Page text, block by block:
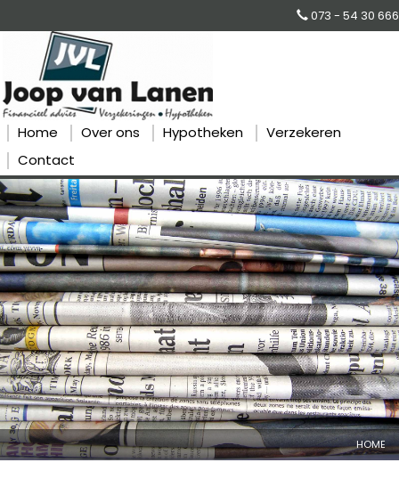
073 - 54 30 666
Home Over ons Hypotheken
Verzekeren
Contact
HOME